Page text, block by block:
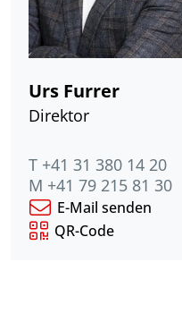
Urs Furrer
Direktor
T +41 31 380 14 20
M +41 79 215 81 30
E-Mail senden
QR-Code